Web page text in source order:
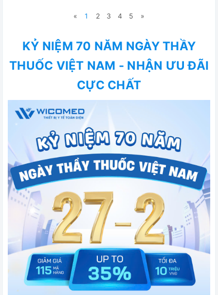
« 1 2 3 4 5 »
KỶ NIỆM 70 NĂM NGÀY THẦY
THUỐC VIỆT NAM - NHẬN ƯU ĐÃI
CỰC CHẤT